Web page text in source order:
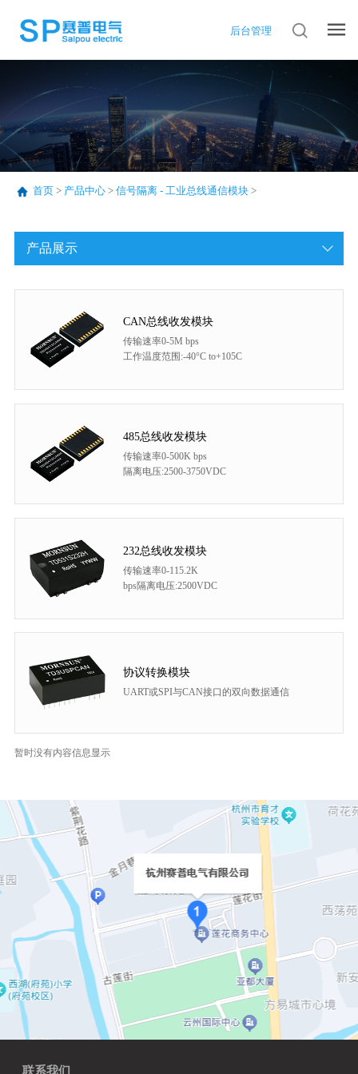
后台管理
首页> 产品中心> 信号隔离 - 工业总线通信模块>
产品展示
CAN总线收发模块
传输速率0-5M bps
工作温度范围:-40°C to+105C
485总线收发模块
传输速率0-500K bps
隔离电压:2500-3750VDC
232总线收发模块
传输速率0-115.2K
bps隔离电压:2500VDC
协议转换模块
UART或SPI与CAN接口的双向数据通信
暂时没有内容信息显示
联系我们